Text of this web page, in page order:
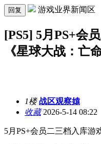
回复 游戏业界新闻区
[PS5] 5月PS+会
《星球大战：亡
1楼 战区观察媴
收藏2026-5-14 08:22
5月PS+会员二三档入库游